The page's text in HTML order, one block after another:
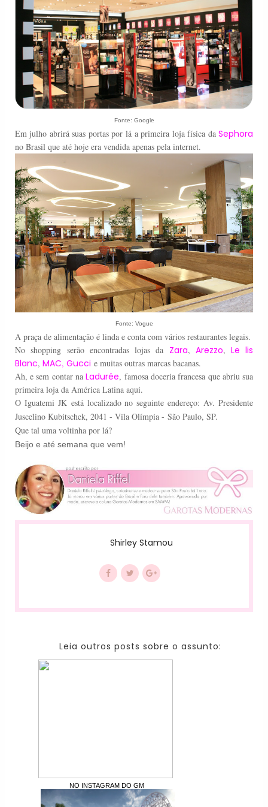
Fonte: Google
Em julho abrirá suas portas por lá a primeira loja física da Sephora
no Brasil que até hoje era vendida apenas pela internet.
Fonte: Vogue
A praça de alimentação é linda e conta com vários restaurantes legais.
No shopping serão encontradas lojas da Zara,Arezzo,Le lis
Blanc, MAC, Gucci e muitas outras marcas bacanas.
Ah, e sem contar naLadurée, famosa doceria francesa que abriu sua
primeira loja da América Latina aqui.
O Iguatemi JK está localizado no seguinte endereço:Av. Presidente
Juscelino Kubitschek, 2041 - Vila Olímpia - São Paulo, SP.
Que tal uma voltinha por lá?
Beijo e até semana que vem!
Shirley Stamou
Leia outros posts sobre o assunto:
NO INSTAGRAM DO GM